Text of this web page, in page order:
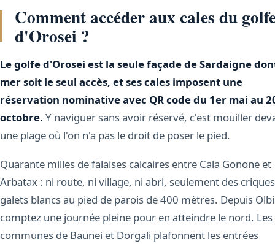
Comment accéder aux cales du
d'Orosei ?
Le golfe d'Orosei est la seule façade de Sardaigne
mer soit le seul accès, et ses cales imposent une
réservation nominative avec QR code du 1er mai au
octobre. Y naviguer sans avoir réservé, c'est mouiller
une plage où l'on n'a pas le droit de poser le pied.
Quarante milles de falaises calcaires entre Cala Gonone et
Arbatax : ni route, ni village, ni abri, seulement des
galets blancs au pied de parois de 400 mètres. Depuis
comptez une journée pleine pour en atteindre le nord. Les
communes de Baunei et Dorgali plafonnent les entrées